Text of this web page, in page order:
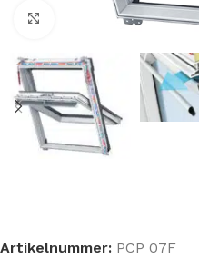
Klik om te vergroten
Artikelnummer: PCP 07F